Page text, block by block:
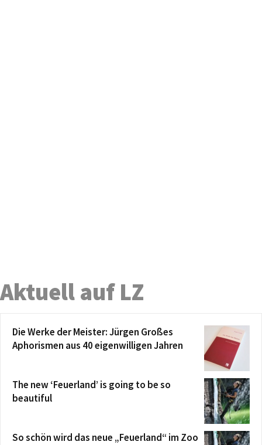
Aktuell auf LZ
Die Werke der Meister: Jürgen Großes
Aphorismen aus 40 eigenwilligen Jahren
The new ‘Feuerland’ is going to be so
beautiful
So schön wird das neue „Feuerland“ im Zoo